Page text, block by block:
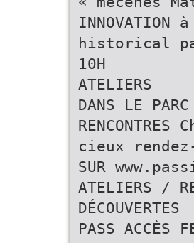
historical
10H
ATELIERS
DANS LE PARC
cieux rendez-
SUR
ATELIERS /
DÉCOUVERTES
PASS